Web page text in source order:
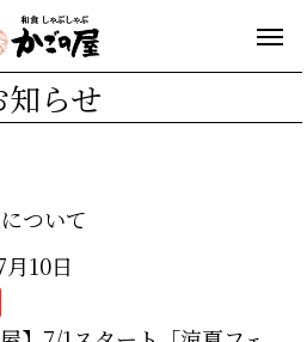
知らせ
ついて
10日